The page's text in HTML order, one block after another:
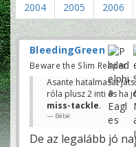
2004
2005 2006
BleedingGreen
Beware the Slim Reaper!
Asante hatalmasat
róla plusz 2 inti és ha
miss-tackle.
Bébé
De az legalább jó